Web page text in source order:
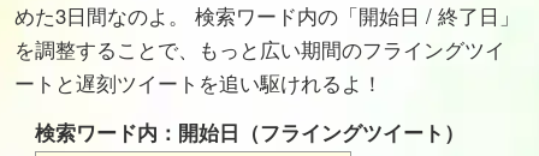
めた3日間なのよ。 検索ワード内の「開始日 / 終了日」
を調整することで、もっと広い期間のフライングツイ
ートと遅刻ツイートを追い駆けれるよ！
検索ワード内：開始日（フライングツイート）